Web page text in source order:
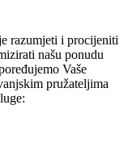
razumjeti i procijeniti
našu ponudu
Vaše
pružateljima